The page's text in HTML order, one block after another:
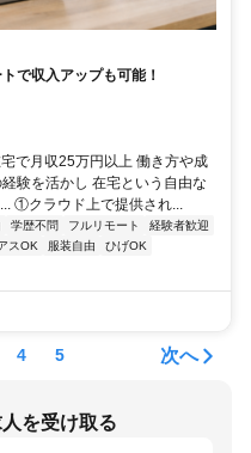
で収入アップも可能！
で月収25万円以上 働き方や成
験を活かし 在宅という自由な
①クラウド上で提供され...
学歴不問 フルリモート
経験者歓迎
スOK 服装自由
ひげOK
4 5 次へ
を受け取る